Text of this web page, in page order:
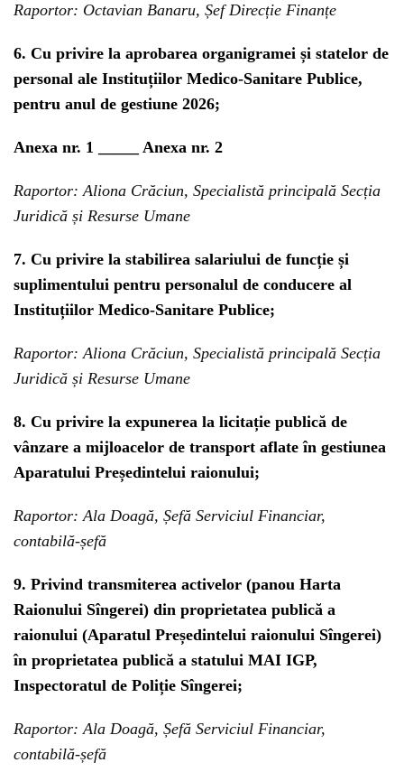
Raportor: Octavian Banaru, Șef Direcție Finanțe
6. Cu privire la aprobarea organigramei și statelor de
personal ale Instituțiilor Medico-Sanitare Publice,
pentru anul de gestiune 2026;
Anexa nr. 1 _____ Anexa nr. 2
Raportor: Aliona Crăciun, Specialistă principală Secția
Juridică și Resurse Umane
7. Cu privire la stabilirea salariului de funcție și
suplimentului pentru personalul de conducere al
Instituțiilor Medico-Sanitare Publice;
Raportor: Aliona Crăciun, Specialistă principală Secția
Juridică și Resurse Umane
8. Cu privire la expunerea la licitație publică de
vânzare a mijloacelor de transport aflate în gestiunea
Aparatului Președintelui raionului;
Raportor: Ala Doagă, Șefă Serviciul Financiar,
contabilă-șefă
9. Privind transmiterea activelor (panou Harta
Raionului Sîngerei) din proprietatea publică a
raionului (Aparatul Președintelui raionului Sîngerei)
în proprietatea publică a statului MAI IGP,
Inspectoratul de Poliție Sîngerei;
Raportor: Ala Doagă, Șefă Serviciul Financiar,
contabilă-șefă